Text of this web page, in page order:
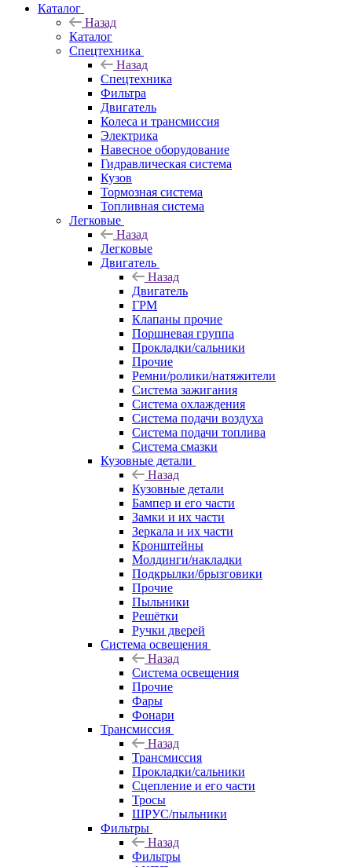
Каталог
Назад
Каталог
Спецтехника
Назад
Спецтехника
Фильтра
Двигатель
Колеса и трансмиссия
Электрика
Навесное оборудование
Гидравлическая система
Кузов
Тормозная система
Топливная система
Легковые
Назад
Легковые
Двигатель
Назад
Двигатель
ГРМ
Клапаны прочие
Поршневая группа
Прокладки/сальники
Прочие
Ремни/ролики/натяжители
Система зажигания
Система охлаждения
Система подачи воздуха
Система подачи топлива
Система смазки
Кузовные детали
Назад
Кузовные детали
Бампер и его части
Замки и их части
Зеркала и их части
Кронштейны
Молдинги/накладки
Подкрылки/брызговики
Прочие
Пыльники
Решётки
Ручки дверей
Система освещения
Назад
Система освещения
Прочие
Фары
Фонари
Трансмиссия
Назад
Трансмиссия
Прокладки/сальники
Сцепление и его части
Тросы
ШРУС/пыльники
Фильтры
Назад
Фильтры